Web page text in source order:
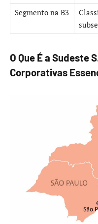
Segmento na B3
O Que É a Sudeste
Corporativas